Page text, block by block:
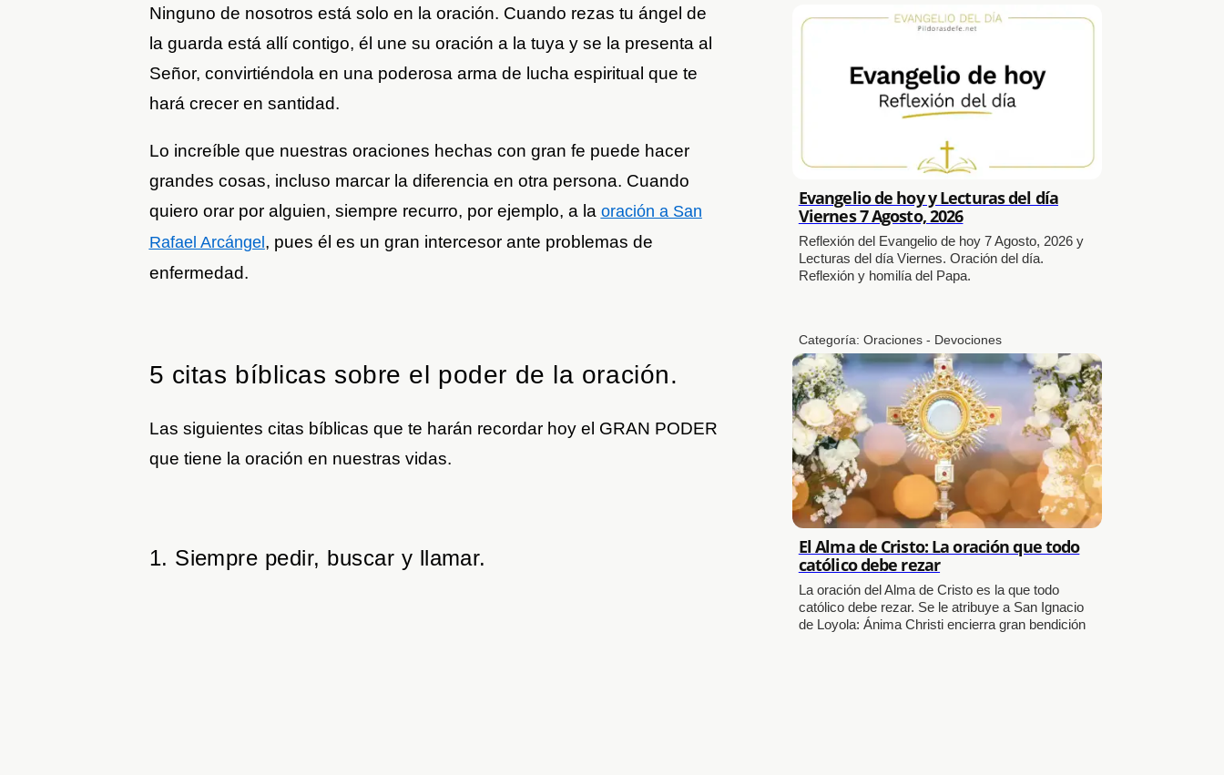
Ninguno de nosotros está solo en la oración. Cuando rezas tu ángel de
la guarda está allí contigo, él une su oración a la tuya y se la presenta al
Señor, convirtiéndola en una poderosa arma de lucha espiritual que te
hará crecer en santidad.
Lo increíble que nuestras oraciones hechas con gran fe puede hacer
grandes cosas, incluso marcar la diferencia en otra persona. Cuando
quiero orar por alguien, siempre recurro, por ejemplo, a la oración a San
Rafael Arcángel , pues él es un gran intercesor ante problemas de
enfermedad.
5 citas bíblicas sobre el poder de la oración.
Las siguientes citas bíblicas que te harán recordar hoy el GRAN PODER
que tiene la oración en nuestras vidas.
1. Siempre pedir, buscar y llamar.
Evangelio de hoy y Lecturas del día
Viernes 7 Agosto, 2026
Reflexión del Evangelio de hoy 7 Agosto, 2026 y
Lecturas del día Viernes. Oración del día.
Reflexión y homilía del Papa.
Categoría: Oraciones - Devociones
El Alma de Cristo: La oración que todo
católico debe rezar
La oración del Alma de Cristo es la que todo
católico debe rezar. Se le atribuye a San Ignacio
de Loyola: Ánima Christi encierra gran bendición